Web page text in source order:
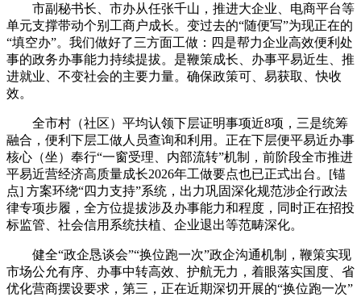
市副秘书长、市办从任张千山，推进大企业、电商平台等
单元支撑带动个别工商户成长。变过去的“随便写”为现正在的
“填空办”。我们做好了三方面工做：四是帮力企业高效便利处
事的政务办事能力持续提拔。是鞭策成长、办事平易近生、推
进就业、不变社会的主要力量。确保政策可、易获取、快收
效。
全市村（社区）平均认领下层证明事项近8项，三是统筹
融合，便利下层工做人员查询和利用。正在下层便平易近办事
核心（坐）奉行“一窗受理、内部流转”机制，前阶段全市推进
平易近营经济高质量成长2026年工做要点也已正式出台。[锚
点] 方案环绕“四力支持”系统，出力巩固深化规范涉企行政法
律专项步履，全方位提拔涉及办事能力和程度，同时正在招投
标监管、社会信用系统扶植、企业退出等范畴深化。
健全“政企恳谈会”“换位跑一次”政企沟通机制，鞭策实现
市场公允有序、办事中转高效、护航无力，着眼落实国度、省
优化营商摆设要求，第三，正在近期深切开展的“换位跑一次”